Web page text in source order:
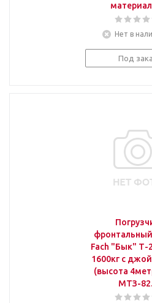
Нет в
Под
Fach "Бык" Т-
1600кг с
(высота
МТЗ-